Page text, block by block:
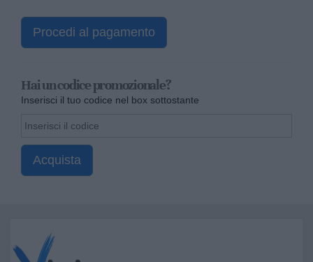
Procedi al pagamento
Hai un codice promozionale?
Inserisci il tuo codice nel box sottostante
Acquista